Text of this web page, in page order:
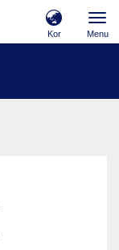
Kor Menu